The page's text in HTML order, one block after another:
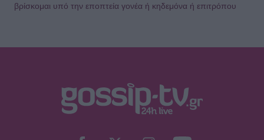
βρίσκομαι υπό την εποπτεία γονέα ή κηδεμόνα ή επιτρόπου